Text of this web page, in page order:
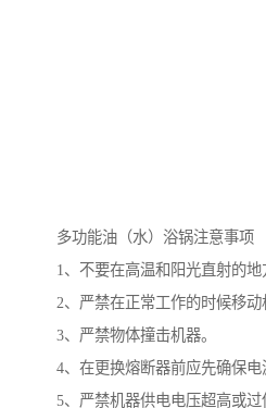
多功能油（水）浴锅注意事项
1、不要在高温和阳光直射的地
2、严禁在正常工作的时候移动
3、严禁物体撞击机器。
4、在更换熔断器前应先确保电
5、严禁机器供电电压超高或